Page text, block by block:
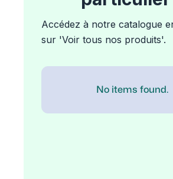
Accédez à notre catalogue
sur 'Voir tous nos produits'.
No items found.